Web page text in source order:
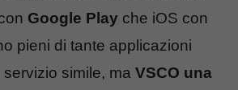
Google Play che iOS con
pieni di tante applicazioni
simile, ma VSCO una